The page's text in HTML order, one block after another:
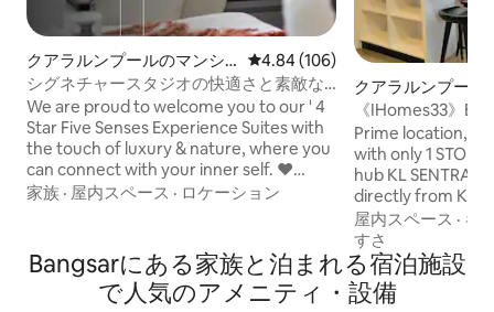
クアラルンプールのマンシ
ョン・アパート
レビュー106件、5つ星中4.84つ
4.84 (106)
シグネチャースタジオの快適さと素敵な
眺め、リヴ
We are proud to welcome you to our ' 4
Star Five Senses Experience Suites with
the touch of luxury & nature, where you
can connect with your inner self. ❤
Situated in Brickfields / KL Sentral Train
Monorail Station❤ ❤ A stone's throw
away from Kuala Lumpur sights,
surrounded by local foods, eateries &
家族 · 屋内スペース · ロケーション
クアラルンプール
ン・アパート
《IHomes33》
～4名様 • IH3A
Prime location,
with only 1 STOP
hub KL
directly from
DIRECT
Bangsar LRT
Convenient
5mins to KL
Megamall, 15mins
屋内スペース · キ
すさ
Bangsarにある家族と泊まれる宿泊施設
で人気のアメニティ・設備